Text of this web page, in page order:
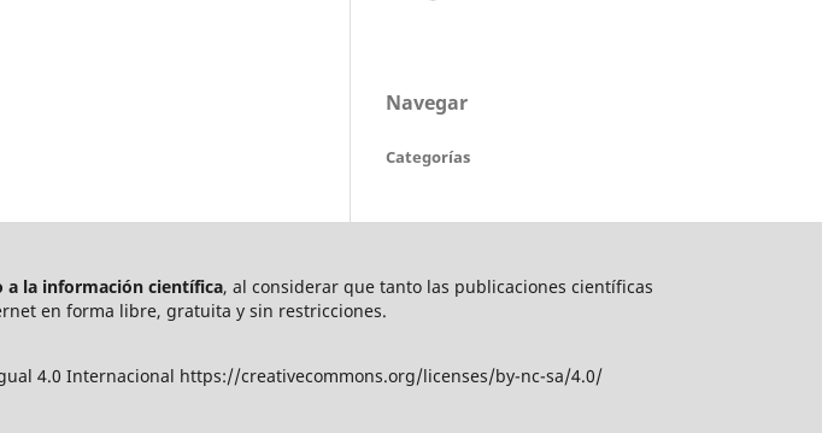
Navegar
Categorías
a la información científica, al considerar que tanto las publicaciones científicas
en forma libre, gratuita y sin restricciones.
4.0 Internacional https://creativecommons.org/licenses/by-nc-sa/4.0/